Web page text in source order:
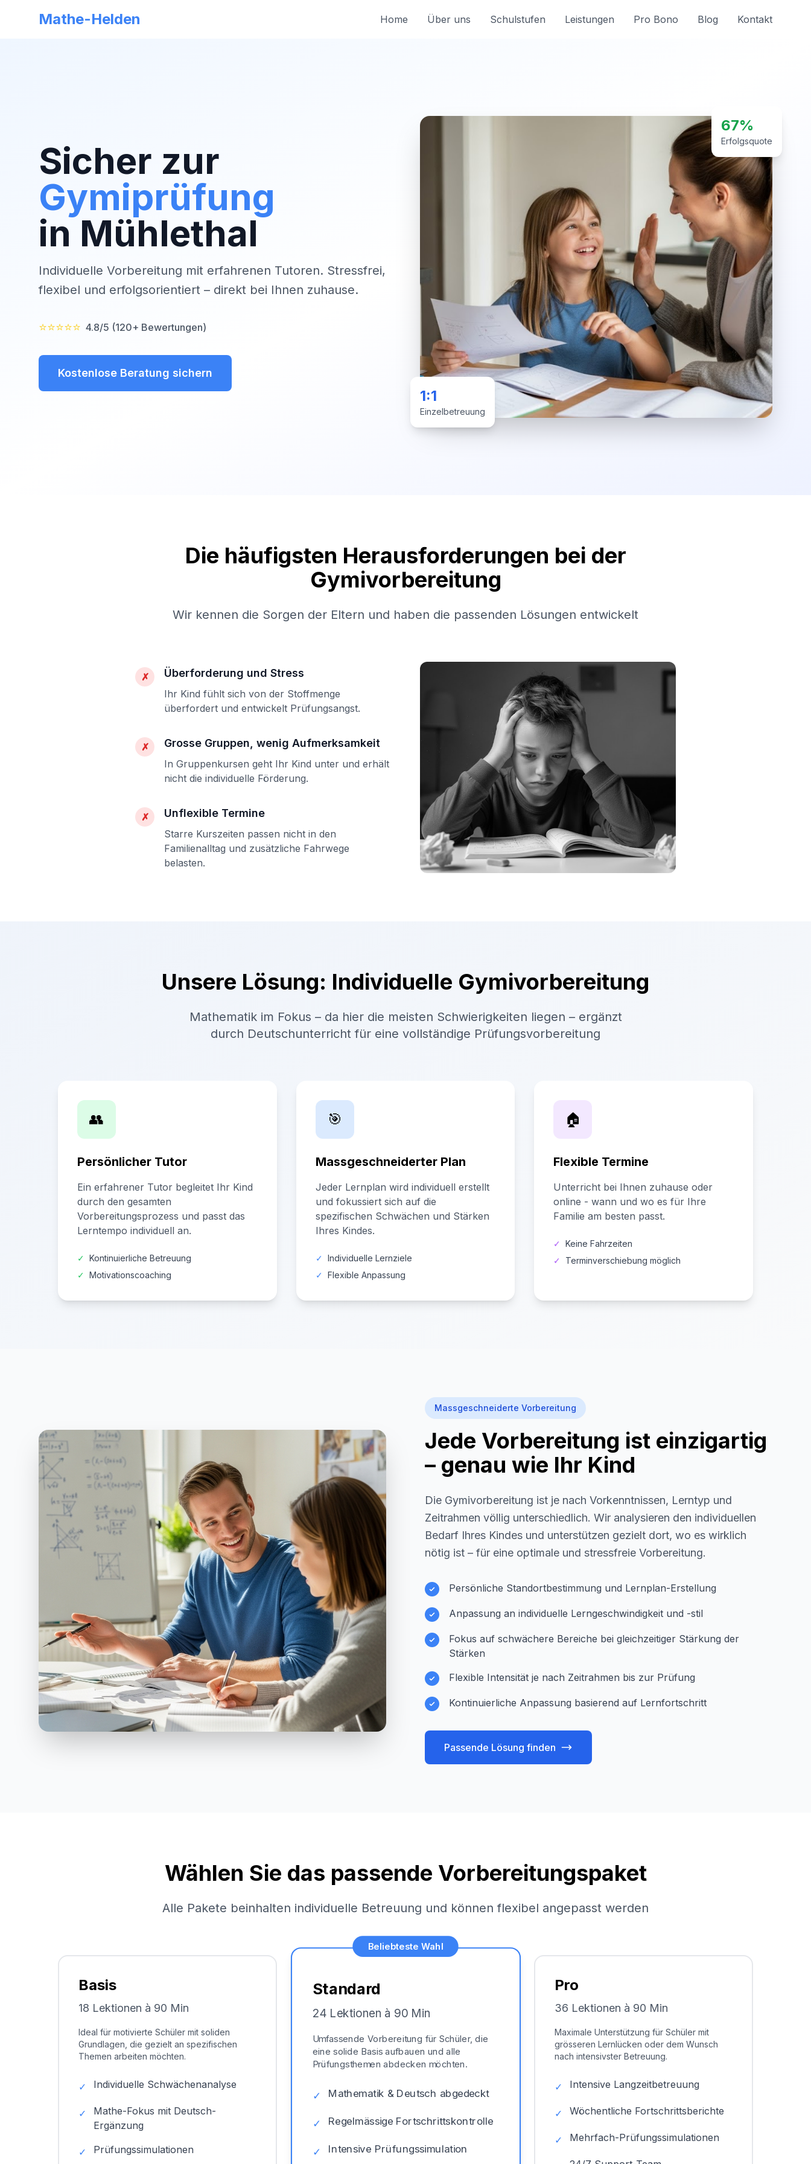
Mathe-Helden Home Über uns Schulstufen Leistungen Pro Bono Blog Kontakt
Sicher zur
Gymiprüfung
in Mühlethal
Individuelle Vorbereitung mit erfahrenen Tutoren. Stressfrei,
flexibel und erfolgsorientiert – direkt bei Ihnen zuhause.
⭐⭐⭐⭐⭐ 4.8/5 (120+ Bewertungen)
Kostenlose Beratung sichern
67%
Erfolgsquote
1:1
Einzelbetreuung
Die häufigsten Herausforderungen bei der
Gymivorbereitung
Wir kennen die Sorgen der Eltern und haben die passenden Lösungen entwickelt
✗ Überforderung und Stress
Ihr Kind fühlt sich von der Stoffmenge
überfordert und entwickelt Prüfungsangst.
✗ Grosse Gruppen, wenig Aufmerksamkeit
In Gruppenkursen geht Ihr Kind unter und erhält
nicht die individuelle Förderung.
✗ Unflexible Termine
Starre Kurszeiten passen nicht in den
Familienalltag und zusätzliche Fahrwege
belasten.
Unsere Lösung: Individuelle Gymivorbereitung
Mathematik im Fokus – da hier die meisten Schwierigkeiten liegen – ergänzt
durch Deutschunterricht für eine vollständige Prüfungsvorbereitung
👥
Persönlicher Tutor
Ein erfahrener Tutor begleitet Ihr Kind
durch den gesamten
Vorbereitungsprozess und passt das
Lerntempo individuell an.
✓ Kontinuierliche Betreuung
✓ Motivationscoaching
🎯
Massgeschneiderter Plan
Jeder Lernplan wird individuell erstellt
und fokussiert sich auf die
spezifischen Schwächen und Stärken
Ihres Kindes.
✓ Individuelle Lernziele
✓ Flexible Anpassung
🏠
Flexible Termine
Unterricht bei Ihnen zuhause oder
online - wann und wo es für Ihre
Familie am besten passt.
✓
Keine Fahrzeiten
✓
Terminverschiebung möglich
Massgeschneiderte Vorbereitung
Jede Vorbereitung ist einzigartig
– genau wie Ihr Kind
Die Gymivorbereitung ist je nach Vorkenntnissen, Lerntyp und
Zeitrahmen völlig unterschiedlich. Wir analysieren den individuellen
Bedarf Ihres Kindes und unterstützen gezielt dort, wo es wirklich
nötig ist – für eine optimale und stressfreie Vorbereitung.
Persönliche Standortbestimmung und Lernplan-Erstellung
Anpassung an individuelle Lerngeschwindigkeit und -stil
Fokus auf schwächere Bereiche bei gleichzeitiger Stärkung der
Stärken
Flexible Intensität je nach Zeitrahmen bis zur Prüfung
Kontinuierliche Anpassung basierend auf Lernfortschritt
Passende Lösung finden
Wählen Sie das passende Vorbereitungspaket
Alle Pakete beinhalten individuelle Betreuung und können flexibel angepasst werden
Basis
18 Lektionen à 90 Min
Ideal für motivierte Schüler mit soliden
Grundlagen, die gezielt an spezifischen
Themen arbeiten möchten.
✓ Individuelle Schwächenanalyse
✓
Mathe-Fokus mit Deutsch-
Ergänzung
✓ Prüfungssimulationen
Beliebteste Wahl
Standard
24 Lektionen à 90 Min
Umfassende Vorbereitung für Schüler, die
eine solide Basis aufbauen und alle
Prüfungsthemen abdecken möchten.
✓ Mathematik & Deutsch abgedeckt
✓ Regelmässige Fortschrittskontrolle
✓ Intensive Prüfungssimulation
Pro
36 Lektionen à 90 Min
Maximale Unterstützung für Schüler mit
grösseren Lernlücken oder dem Wunsch
nach intensivster Betreuung.
✓ Intensive Langzeitbetreuung
✓ Wöchentliche Fortschrittsberichte
✓ Mehrfach-Prüfungssimulationen